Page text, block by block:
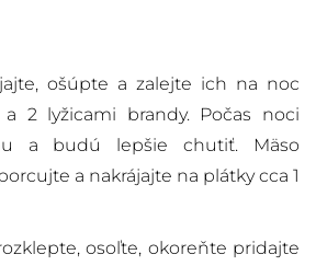
ošúpte a zalejte ich na noc
2 lyžicami brandy. Počas noci
a budú lepšie chutiť. Mäso
a nakrájajte na plátky cca 1
osoľte, okoreňte pridajte